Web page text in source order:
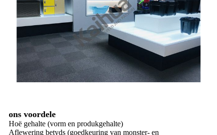
ons voordele
Hoë gehalte (vorm en produkgehalte)
Aflewering betyds (goedkeuring van monster- en